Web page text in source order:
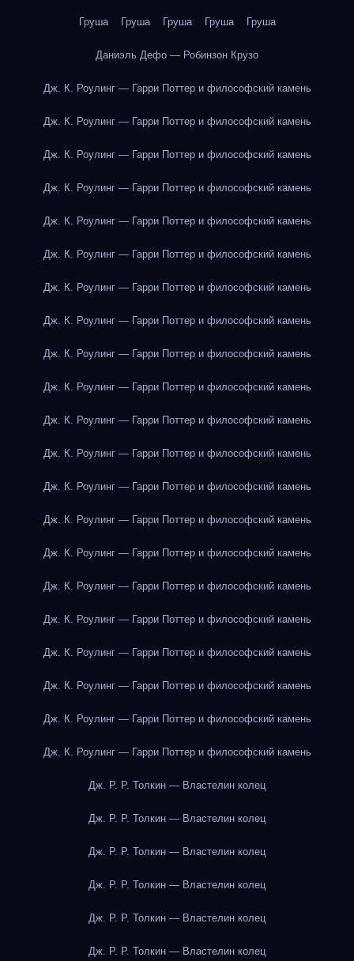
Груша Груша Груша Груша Груша
Даниэль Дефо — Робинзон Крузо
Дж. К. Роулинг — Гарри Поттер и философский камень
Дж. К. Роулинг — Гарри Поттер и философский камень
Дж. К. Роулинг — Гарри Поттер и философский камень
Дж. К. Роулинг — Гарри Поттер и философский камень
Дж. К. Роулинг — Гарри Поттер и философский камень
Дж. К. Роулинг — Гарри Поттер и философский камень
Дж. К. Роулинг — Гарри Поттер и философский камень
Дж. К. Роулинг — Гарри Поттер и философский камень
Дж. К. Роулинг — Гарри Поттер и философский камень
Дж. К. Роулинг — Гарри Поттер и философский камень
Дж. К. Роулинг — Гарри Поттер и философский камень
Дж. К. Роулинг — Гарри Поттер и философский камень
Дж. К. Роулинг — Гарри Поттер и философский камень
Дж. К. Роулинг — Гарри Поттер и философский камень
Дж. К. Роулинг — Гарри Поттер и философский камень
Дж. К. Роулинг — Гарри Поттер и философский камень
Дж. К. Роулинг — Гарри Поттер и философский камень
Дж. К. Роулинг — Гарри Поттер и философский камень
Дж. К. Роулинг — Гарри Поттер и философский камень
Дж. К. Роулинг — Гарри Поттер и философский камень
Дж. К. Роулинг — Гарри Поттер и философский камень
Дж. Р. Р. Толкин — Властелин колец
Дж. Р. Р. Толкин — Властелин колец
Дж. Р. Р. Толкин — Властелин колец
Дж. Р. Р. Толкин — Властелин колец
Дж. Р. Р. Толкин — Властелин колец
Дж. Р. Р. Толкин — Властелин колец